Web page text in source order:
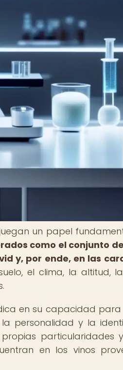
un papel
como el conjunto
y, por ende, en las
el clima, la altitud,
en su capacidad
la personalidad y la
particularidades
en los vinos